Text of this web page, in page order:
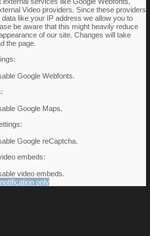
Video providers. Since these providers
like your IP address we allow you to
be aware that this might heavily reduce
of our site. Changes will take
the page.
Google Webfonts.
Google Maps.
Google reCaptcha.
embeds:
video embeds.
only